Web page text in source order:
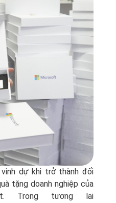
vinh dự khi trở thành đối
tặng doanh nghiệp của
Trong tương lai